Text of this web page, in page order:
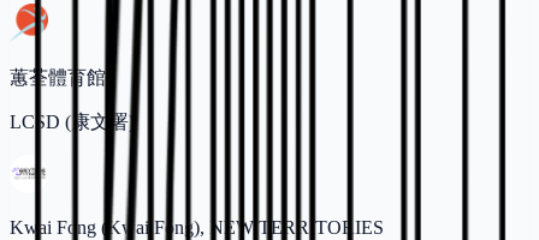
蕙荃體育館
LCSD (康文署)
Kwai Fong (Kwai Fong), NEW TERRITORIES